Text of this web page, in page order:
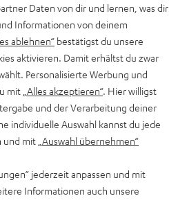
Daten von dir und lernen, was dir
Informationen von deinem
ablehnen“ bestätigst du unsere
aktivieren. Damit erhältst du zwar
Personalisierte Werbung und
mit „Alles akzeptieren“. Hier willigst
und der Verarbeitung deiner
individuelle Auswahl kannst du jede
und mit „Auswahl übernehmen“
jederzeit anpassen und mit
Informationen auch unsere